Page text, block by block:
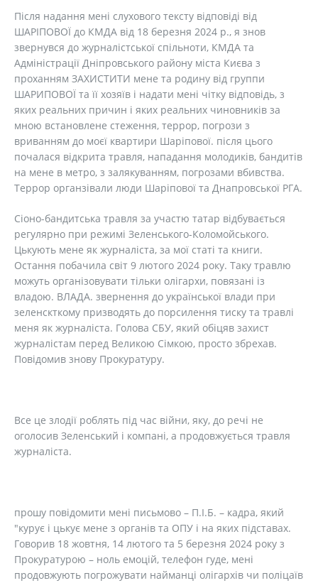
Після надання мені слухового тексту відповіді від
ШАРІПОВОЇ до КМДА від 18 березня 2024 р., я знов
звернувся до журналістської спільноти, КМДА та
Адміністрації Дніпровського району міста Києва з
проханням ЗАХИСТИТИ мене та родину від группи
ШАРИПОВОЇ та її хозяїв і надати мені чітку відповідь, з
яких реальних причин і яких реальних чиновників за
мною встановлене стеження, террор, погрози з
вриванням до моєї квартири Шаріпової. після цього
почалася відкрита травля, нападання молодиків, бандитів
на мене в метро, з залякуванням, погрозами вбивства.
Террор органзівали люди Шаріпової та Днапровської РГА.
Сіоно-бандитська травля за участю татар відбувається
регулярно при режимі Зеленського-Коломойського.
Цькують мене як журналіста, за мої статі та книги.
Остання побачила світ 9 лютого 2024 року. Таку травлю
можуть організовувати тільки олігархи, повязані із
владою. ВЛАДА. звернення до української влади при
зеленскткому призводять до порсилення тиску та травлі
меня як журналіста. Голова СБУ, який обіцяв захист
журналістам перед Великою Сімкою, просто збрехав.
Повідомив знову Прокуратуру.
Все це злодії роблять під час війни, яку, до речі не
оголосив Зеленський і компані, а продовжується травля
журналіста.
прошу повідомити мені письмово – П.І.Б. – кадра, який
"курує і цькує мене з органів та ОПУ і на яких підставах.
Говорив 18 жовтня, 14 лютого та 5 березня 2024 року з
Прокуратурою – ноль емоцій, телефон гуде, мені
продовжують погрожувати найманці олігархів чи поліцаїв